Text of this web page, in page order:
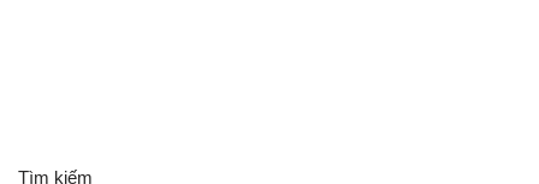
Tìm kiếm